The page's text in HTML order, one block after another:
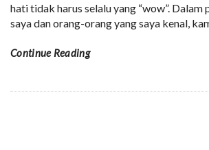
hati tidak harus selalu yang “wow”. Dalam
saya dan orang-orang yang saya kenal,
Continue Reading